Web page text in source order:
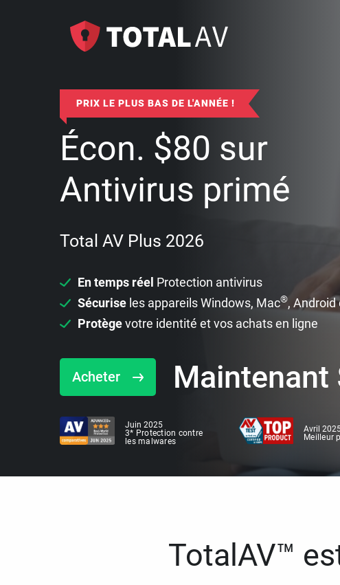
PRIX LE PLUS BAS DE L'ANNÉE !
Écon. $80 sur
Antivirus primé
Total AV Plus 2026
En temps réel Protection antivirus
Sécurise les appareils Windows, Mac®, Android
Protègevotre identité et vos achats en ligne
Acheter Maintenant
Juin 2025
3* Protection contre
les malwares
Avril
Meilleur
TotalAV™